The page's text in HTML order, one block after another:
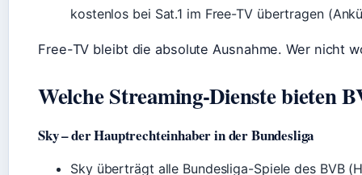
kostenlos bei Sat.1 im Free-TV übertragen
Free-TV bleibt die absolute Ausnahme. Wer nicht
Welche Streaming-Dienste bieten
Sky – der Hauptrechteinhaber in der Bundesliga
Sky überträgt alle Bundesliga-Spiele des BVB